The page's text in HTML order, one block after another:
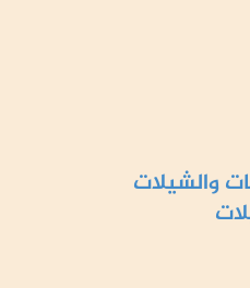
والشيلات